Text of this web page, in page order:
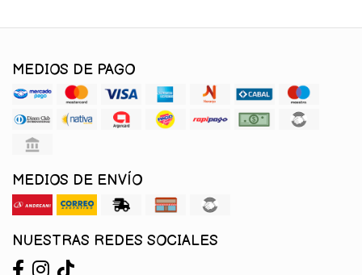
MEDIOS DE PAGO
MEDIOS DE ENVÍO
NUESTRAS REDES SOCIALES